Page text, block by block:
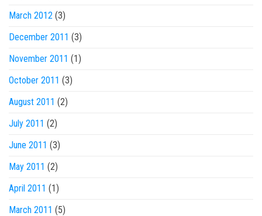
March 2012 (3)
December 2011 (3)
November 2011 (1)
October 2011 (3)
August 2011 (2)
July 2011 (2)
June 2011 (3)
May 2011 (2)
April 2011 (1)
March 2011 (5)